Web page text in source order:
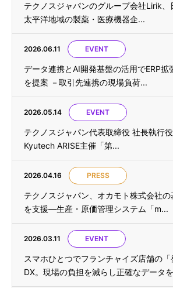
テクノスジャパンのグループ会社Lirik、
太平洋地域の製薬・医療機器企...
2026.06.11 EVENT
データ連携とAI開発基盤の活用でERP拡
を提案 －取引先連携の現場負荷...
2026.05.14 EVENT
テクノスジャパン代表取締役 社長執行役
Kyutech ARISE主催「第...
2026.04.16 PRESS
テクノスジャパン、オカモト株式会社
を支援—生産・原価管理システム「m...
2026.03.11 EVENT
スマホひとつでフランチャイズ店舗の
DX。現場の負担を減らし正確なデータ